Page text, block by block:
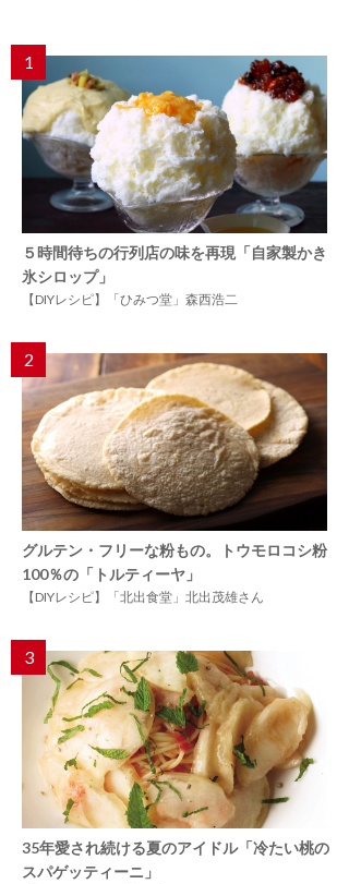
1
５時間待ちの行列店の味を再現「自家製かき
氷シロップ」
【DIYレシピ】「ひみつ堂」森西浩二
2
グルテン・フリーな粉もの。トウモロコシ粉
100％の「トルティーヤ」
【DIYレシピ】「北出食堂」北出茂雄さん
3
35年愛され続ける夏のアイドル「冷たい桃の
スパゲッティーニ」